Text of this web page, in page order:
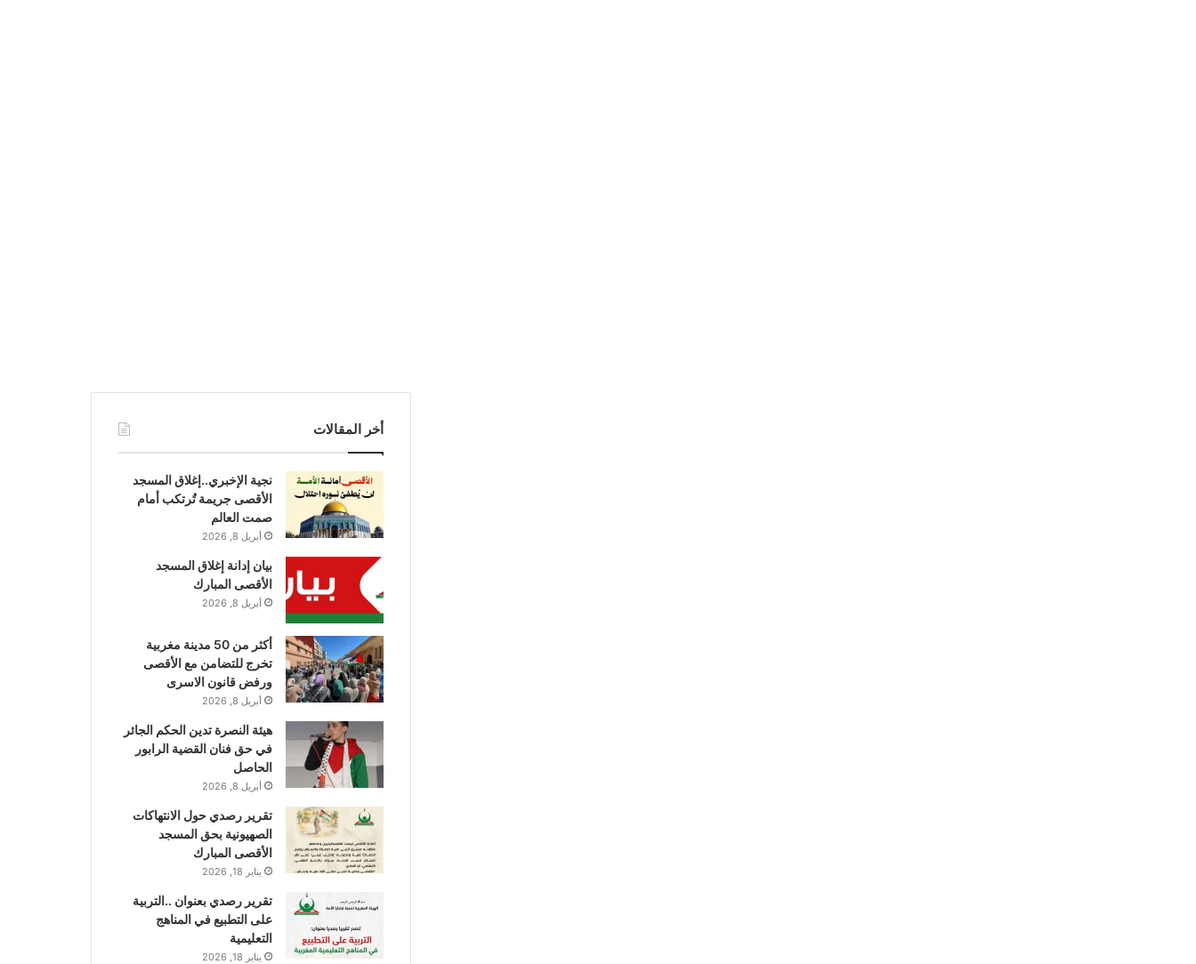
أخر المقالات
نجية الإخبري..إغلاق المسجد
الأقصى جريمة تُرتكب أمام
صمت العالم
أبريل 8, 2026
بيان إدانة إغلاق المسجد
الأقصى المبارك
أبريل 8, 2026
أكثر من 50 مدينة مغربية
تخرج للتضامن مع الأقصى
ورفض قانون الاسرى
أبريل 8, 2026
هيئة النصرة تدين الحكم الجائر
في حق فنان القضية الرابور
الحاصل
أبريل 8, 2026
تقرير رصدي حول الانتهاكات
الصهيونية بحق المسجد
الأقصى المبارك
يناير 18, 2026
تقرير رصدي بعنوان ..التربية
على التطبيع في المناهج
التعليمية
يناير 18, 2026